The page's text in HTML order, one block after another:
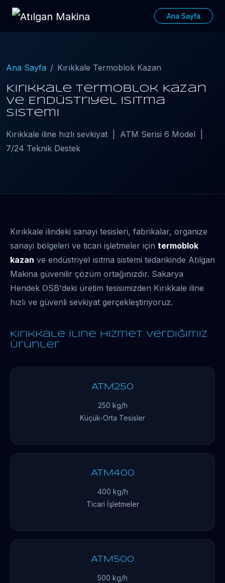
Ana Sayfa
Ana Sayfa Kırıkkale Termoblok Kazan
Kırıkkale Termoblok Kazan
ve Endüstriyel Isıtma
Sistemi
Kırıkkale iline hızlı sevkiyat | ATM Serisi 6 Model |
7/24 Teknik Destek
Kırıkkale ilindeki sanayi tesisleri, fabrikalar, organize
sanayi bölgeleri ve ticari işletmeler için termoblok
kazan ve endüstriyel ısıtma sistemi tedarikinde Atılgan
Makina güvenilir çözüm ortağınızdır. Sakarya
Hendek OSB'deki üretim tesisimizden Kırıkkale iline
hızlı ve güvenli sevkiyat gerçekleştiriyoruz.
Kırıkkale İline Hizmet Verdiğimiz
Ürünler
ATM250
250 kg/h
Küçük-Orta Tesisler
ATM400
400 kg/h
Ticari İşletmeler
ATM500
500 kg/h